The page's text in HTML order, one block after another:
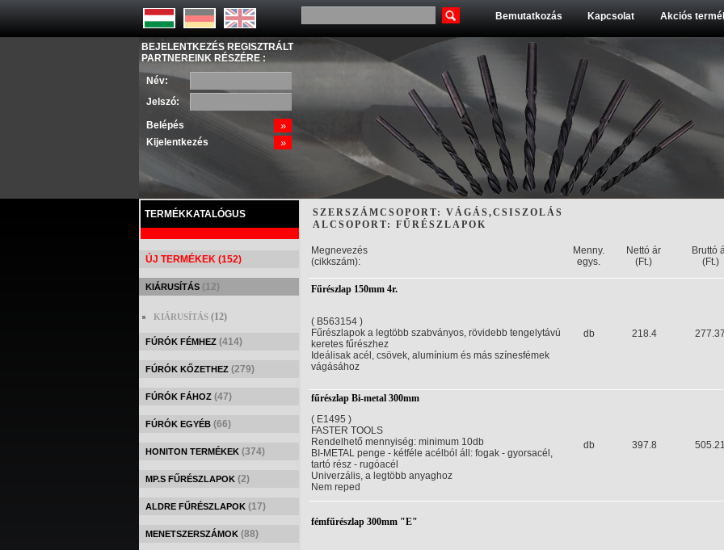
Bemutatkozás Kapcsolat Akciós
BEJELENTKEZÉS REGISZTRÁLT
PARTNEREINK RÉSZÉRE :
Név:
Jelszó:
Belépés »
Kijelentkezés »
TERMÉKKATALÓGUS
ÚJ TERMÉKEK (152)
KIÁRUSÍTÁS (12)
KIÁRUSÍTÁS (12)
FÚRÓK FÉMHEZ (414)
FÚRÓK KŐZETHEZ (279)
FÚRÓK FÁHOZ (47)
FÚRÓK EGYÉB (66)
HONITON TERMÉKEK (374)
MP.S FŰRÉSZLAPOK (2)
ALDRE FŰRÉSZLAPOK (17)
MENETSZERSZÁMOK (88)
SZERSZÁMCSOPORT: VÁGÁS,CSISZOLÁS
ALCSOPORT: FŰRÉSZLAPOK
Megnevezés
(cikkszám):
Menny.
egys.
Nettó ár
(Ft.)
Bruttó
(Ft.)
Fűrészlap 150mm 4r.
db 218.4
( B563154 )
Fűrészlapok a legtöbb szabványos, rövidebb tengelytávú
keretes fűrészhez
Ideálisak acél, csövek, alumínium és más színesfémek
vágásához
fűrészlap Bi-metal 300mm
db 397.8
( E1495 )
FASTER TOOLS
Rendelhető mennyiség: minimum 10db
BI-METAL penge - kétféle acélból áll: fogak - gyorsacél,
tartó rész - rugóacél
Univerzális, a legtöbb anyaghoz
Nem reped
fémfűrészlap 300mm "E"